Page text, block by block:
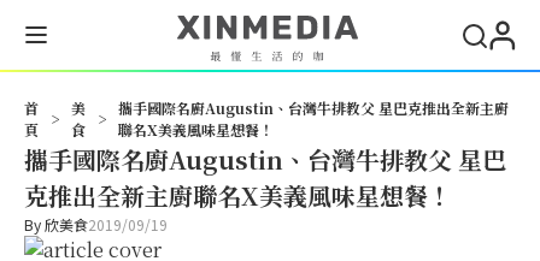
首
頁
>
美
食
>
攜手國際名廚Augustin、台灣牛排教父 星巴克推出全新主廚
聯名X美義風味星想餐！
攜手國際名廚Augustin、台灣牛排教父 星巴
克推出全新主廚聯名X美義風味星想餐！
By欣美食2019/09/19